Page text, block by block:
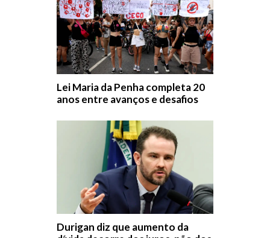
Lei Maria da Penha completa 20
anos entre avanços e desafios
Durigan diz que aumento da